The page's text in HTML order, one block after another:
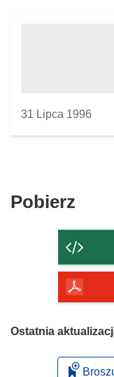
31 Lipca 1996
Pobierz
strony
Ostatnia